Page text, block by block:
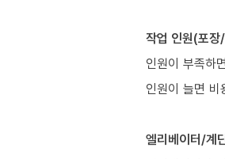
작업 인원(포
인원이 부족하
인원이 늘면
엘리베이터/계